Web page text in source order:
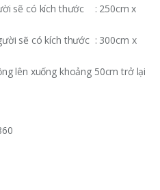
sẽ có kích thước : 250cm x
sẽ có kích thước : 300cm x
lên xuống khoảng 50cm trở lại